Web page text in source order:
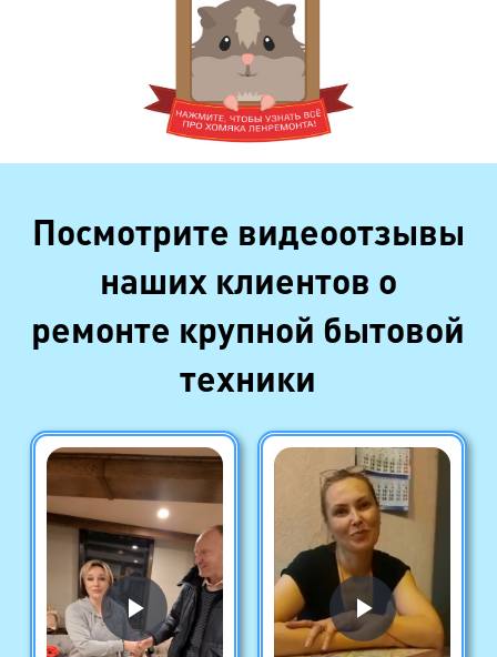
Посмотрите видеоотзывы
наших клиентов о
ремонте крупной бытовой
техники